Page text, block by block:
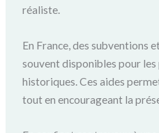
réaliste.
En France, des subventions
souvent disponibles pour
historiques. Ces aides
tout en encourageant la